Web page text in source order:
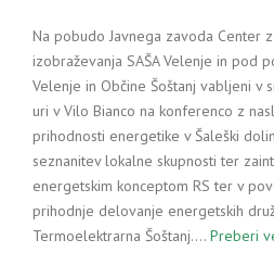
Na pobudo Javnega zavoda Center
izobraževanja SAŠA Velenje in pod
Velenje in Občine Šoštanj vabljeni v
uri v Vilo Bianco na konferenco z
prihodnosti energetike v Šaleški
seznanitev lokalne skupnosti ter
energetskim konceptom RS ter v
prihodnje delovanje energetskih
Termoelektrarna Šoštanj.… Preberi